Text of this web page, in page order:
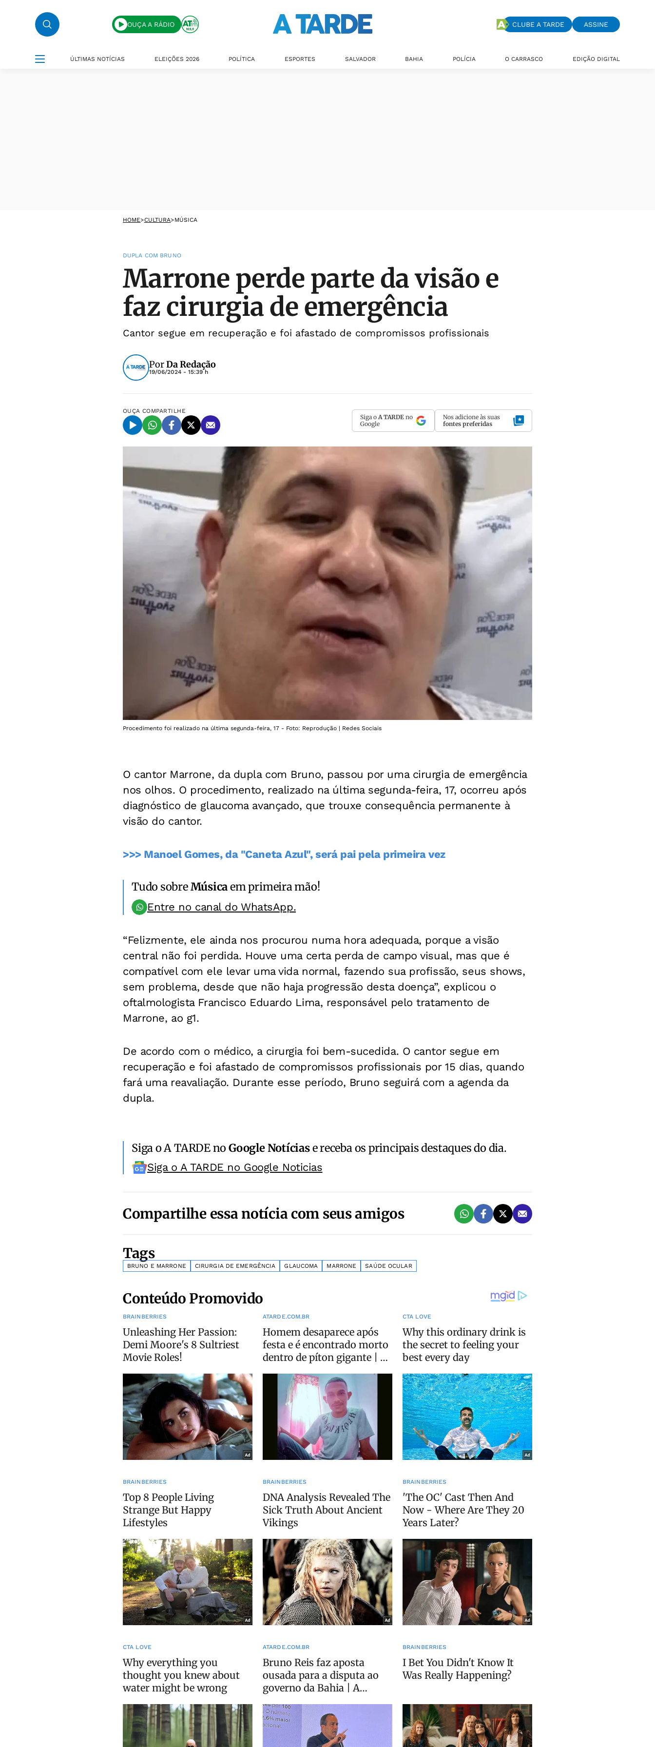
OUÇA A RÁDIO CLUBE A TARDE ASSINE
ÚLTIMAS NOTÍCIAS ELEIÇÕES 2026 POLÍTICA ESPORTES SALVADOR BAHIA POLÍCIA O CARRASCO EDIÇÃO DIGITAL
HOME>CULTURA>MÚSICA
DUPLA COM BRUNO
Marrone perde parte da visão e
faz cirurgia de emergência
Cantor segue em recuperação e foi afastado de compromissos profissionais
PorDa Redação
19/06/2024 - 15:39 h
OUÇA COMPARTILHE
Siga o A TARDE no
Google
Nos adicione às suas
fontes preferidas
Procedimento foi realizado na última segunda-feira, 17 - Foto: Reprodução | Redes Sociais
O cantor Marrone, da dupla com Bruno, passou por uma cirurgia de emergência
nos olhos. O procedimento, realizado na última segunda-feira, 17, ocorreu após
diagnóstico de glaucoma avançado, que trouxe consequência permanente à
visão do cantor.
>>> Manoel Gomes, da "Caneta Azul", será pai pela primeira vez
Tudo sobreMúsicaem primeira mão!
Entre no canal do WhatsApp.
“Felizmente, ele ainda nos procurou numa hora adequada, porque a visão
central não foi perdida. Houve uma certa perda de campo visual, mas que é
compatível com ele levar uma vida normal, fazendo sua profissão, seus shows,
sem problema, desde que não haja progressão desta doença”, explicou o
oftalmologista Francisco Eduardo Lima, responsável pelo tratamento de
Marrone, ao g1.
De acordo com o médico, a cirurgia foi bem-sucedida. O cantor segue em
recuperação e foi afastado de compromissos profissionais por 15 dias, quando
fará uma reavaliação. Durante esse período, Bruno seguirá com a agenda da
dupla.
Siga o A TARDE noGoogle Notíciase receba os principais destaques do dia.
Siga o A TARDE no Google Noticias
Compartilhe essa notícia com seus amigos
Tags
BRUNO E MARRONE CIRURGIA DE EMERGÊNCIA GLAUCOMA MARRONE SAÚDE OCULAR